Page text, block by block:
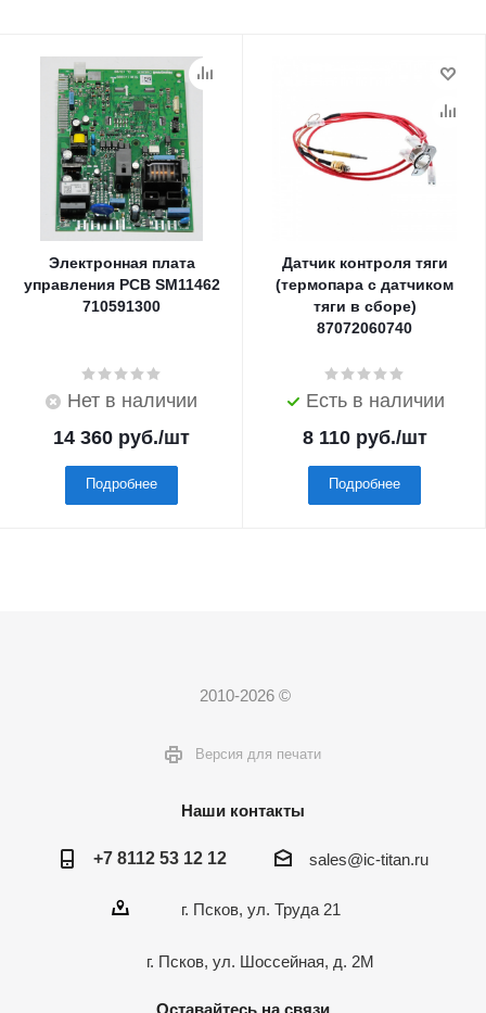
Электронная плата
управления PCB SM11462
710591300
Нет в наличии
14 360 руб./шт
Подробнее
Датчик контроля тяги
(термопара с датчиком
тяги в сборе)
87072060740
Есть в наличии
8 110руб./шт
Подробнее
2010-2026 ©
Версия для печати
Наши контакты
+7 8112 53 12 12 sales@ic-titan.ru
г. Псков, ул. Труда 21
г. Псков, ул. Шоссейная, д. 2М
Оставайтесь на связи